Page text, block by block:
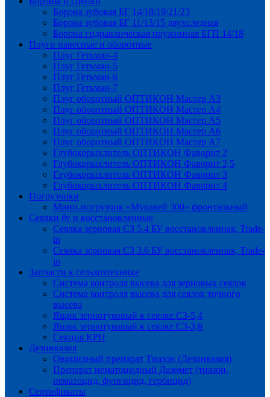
Борона зубовая БГ 14/18/19/21/23
Борона зубовая БГ 11/13/15 двухследная
Борона гидравлическая пружинная БГП 14/18
Плуги навесные и оборотные
Плуг Гетьман-4
Плуг Гетьман-5
Плуг Гетьман-6
Плуг Гетьман-7
Плуг оборотный ОПТИКОН Мастер А3
Плуг оборотный ОПТИКОН Мастер А4
Плуг оборотный ОПТИКОН Мастер А5
Плуг оборотный ОПТИКОН Мастер А6
Плуг оборотный ОПТИКОН Мастер А7
Глубокорыхлитель ОПТИКОН Фаворит 2
Глубокорыхлитель ОПТИКОН Фаворит 2,5
Глубокорыхлитель ОПТИКОН Фаворит 3
Глубокорыхлитель ОПТИКОН Фаворит 4
Погрузчики
Мини-погрузчик «Муравей 300» фронтальный
Сеялки бу и восстановленные
Сеялка зерновая СЗ 5.4 БУ восстановленная, Trade-
in
Сеялка зерновая СЗ 3.6 БУ восстановленная, Trade-
in
Запчасти к сельхозтехнике
Система контроля высева для зерновых сеялок
Система контроля высева для сеялок точного
высева
Ящик зернотуковый к сеялке СЗ-5,4
Ящик зернотуковый к сеялке СЗ-3,6
Секция КРН
Дезинвазия
Овицидный препарат Тиазон (Дезинвазия)
Препарат нематоцидный Дазомет (тиазон,
нематоцид, фунгицид, гербицид)
Сертификаты